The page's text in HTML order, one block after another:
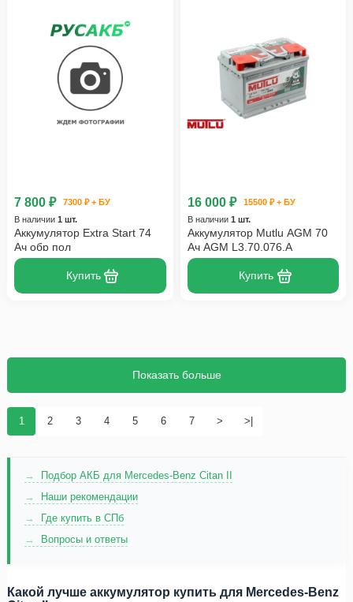
7 800 ₽
7300 ₽ + БУ
В наличии 1 шт.
Аккумулятор Extra Start 74
Ач обр пол
Купить
16 000 ₽
15500 ₽ + БУ
В наличии 1 шт.
Аккумулятор Mutlu AGM 70
Ач AGM L3.70.076.A
Купить
1 2 3 4 5 6 7 > >|
Показать больше
Подбор АКБ для Mercedes-Benz Citan II
Наши рекомендации
Где купить в СПб
Вопросы и ответы
Какой лучше аккумулятор купить для Mercedes-Benz